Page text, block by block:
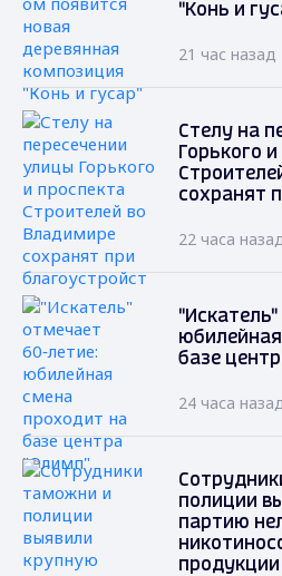
"Конь и
21 час назад
Стелу на
Горького
сохранят
22 часа
"Искатель"
базе
24 часа
полиции
партию